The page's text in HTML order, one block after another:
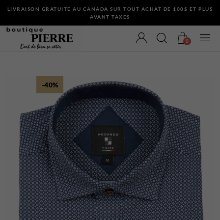
LIVRAISON GRATUITE AU CANADA SUR TOUT ACHAT DE 100$ ET PLUS
AVANT TAXES
VÊTEMENTS
Bermudas
Chandails et Cardigans
Chemises
Complets
Maillots de Bain
Manteaux
Pantalons
Sous-Vêtements
0
-40%